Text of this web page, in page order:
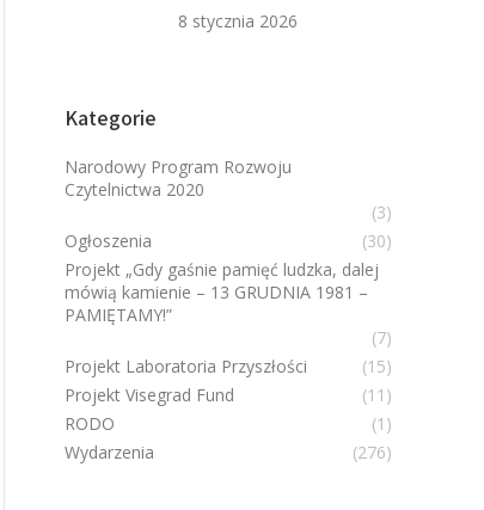
8 stycznia 2026
Kategorie
Narodowy Program Rozwoju
Czytelnictwa 2020
(3)
Ogłoszenia
(30)
Projekt „Gdy gaśnie pamięć ludzka, dalej
mówią kamienie – 13 GRUDNIA 1981 –
PAMIĘTAMY!”
(7)
Projekt Laboratoria Przyszłości
(15)
Projekt Visegrad Fund
(11)
RODO
(1)
Wydarzenia
(276)